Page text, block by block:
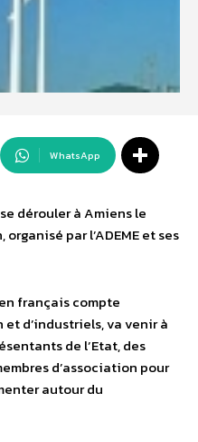
WhatsApp
dérouler à Amiens le
par l’ADEME et ses
français compte
et d’industriels, va venir à
de l’Etat, des
d’association pour
autour du